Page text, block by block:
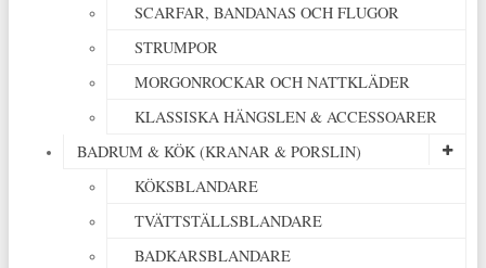
SCARFAR, BANDANAS OCH FLUGOR
STRUMPOR
MORGONROCKAR OCH NATTKLÄDER
KLASSISKA HÄNGSLEN & ACCESSOARER
BADRUM & KÖK (KRANAR & PORSLIN)
KÖKSBLANDARE
TVÄTTSTÄLLSBLANDARE
BADKARSBLANDARE